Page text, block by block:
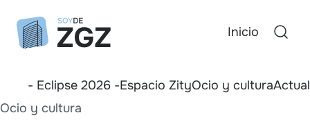
Inicio
- Eclipse 2026 -Espacio ZityOcio y cultura
Ocio y cultura